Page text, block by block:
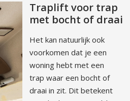
Traplift voor trap
met bocht of draai
Het kan natuurlijk ook
voorkomen dat je een
woning hebt met een
trap waar een bocht of
draai in zit. Dit betekent